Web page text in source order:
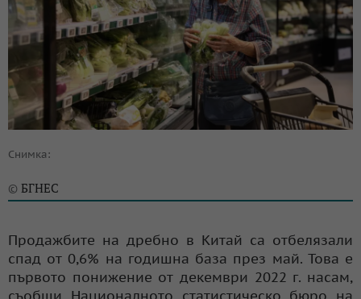
Снимка:
© БГНЕС
Продажбите на дребно в Китай са отбелязали
спад от 0,6% на годишна база през май. Това е
първото понижение от декември 2022 г. насам,